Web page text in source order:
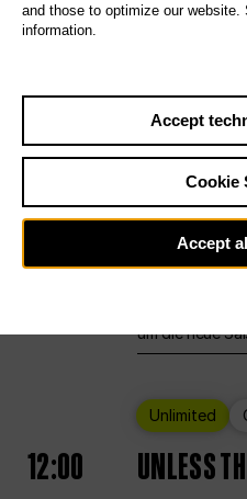
Sat29.8.
Ballet
12:00
Die Deutsche
um die neue
Unlimited
12:00 UNLESS
and those to optimize our
information.
Accept
Cookie
Accept